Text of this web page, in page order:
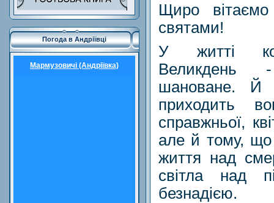
Погода в Андріївці
Мармузовичі (Андріївка)
Щиро вітаємо
святами!
У житті
Великдень
шановане. Й
приходить
справжньої,
але й тому,
життя над
світла над
безнадією.